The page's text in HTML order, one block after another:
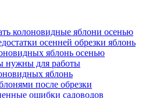
колоновидные яблони осенью
осенней обрезки яблонь
яблонь осенью
нужны для работы
яблонь
после обрезки
ошибки садоводов